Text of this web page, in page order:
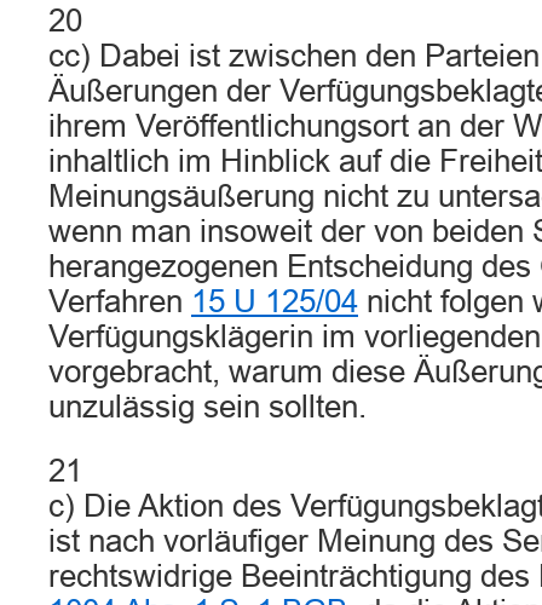
20
cc) Dabei ist zwischen den
Äußerungen der
ihrem Veröffentlichungsort an der
inhaltlich im Hinblick auf die
Meinungsäußerung nicht zu
wenn man insoweit der von beiden
herangezogenen Entscheidung
Verfahren 15 U 125/04 nicht folgen
Verfügungsklägerin im
vorgebracht, warum diese
unzulässig sein sollten.
21
c) Die Aktion des
ist nach vorläufiger Meinung des
rechtswidrige Beeinträchtigung